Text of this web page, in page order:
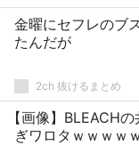
金曜にセフレのブ
たんだが
2ch 抜けるまとめ
【画像】BLEACH
ぎワロタｗｗｗｗｗ